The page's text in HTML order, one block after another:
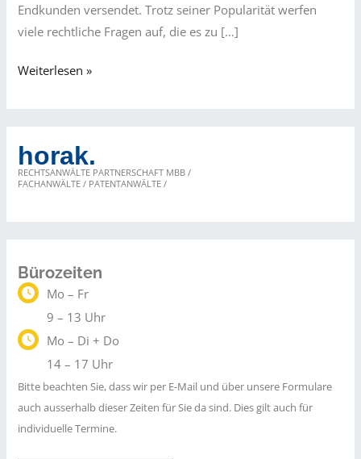
Endkunden versendet. Trotz seiner Popularität werfen
viele rechtliche Fragen auf, die es zu […]
Legalität
Weiterlesen »
horak.
RECHTSANWÄLTE PARTNERSCHAFT MBB /
FACHANWÄLTE / PATENTANWÄLTE /
Bürozeiten
Mo – Fr
9 – 13 Uhr
Mo – Di + Do
14 – 17 Uhr
Bitte beachten Sie, dass wir per E-Mail und über unsere Formulare
auch ausserhalb dieser Zeiten für Sie da sind. Dies gilt auch für
individuelle Termine.